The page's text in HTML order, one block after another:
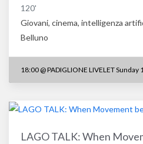
120'
Giovani, cinema, intelligenza
Belluno
18:00 @PADIGLIONE LIVELET Sunday
LAGO TALK: When